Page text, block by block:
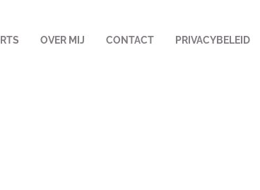
OVER MIJ CONTACT PRIVACYBELEID